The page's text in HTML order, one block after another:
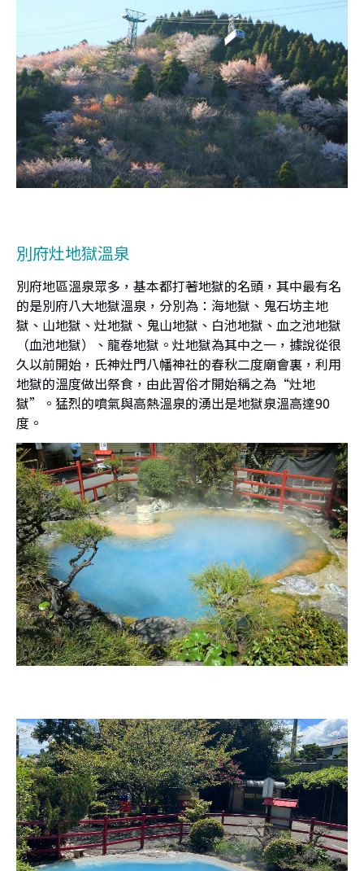
別府灶地獄溫泉
別府地區溫泉眾多，基本都打著地獄的名頭，其中最有名
的是別府八大地獄溫泉，分別為：海地獄、鬼石坊主地
獄、山地獄、灶地獄、鬼山地獄、白池地獄、血之池地獄
（血池地獄）、龍卷地獄。灶地獄為其中之一，據說從很
久以前開始，氏神灶門八幡神社的春秋二度廟會裏，利用
地獄的溫度做出祭食，由此習俗才開始稱之為“灶地
獄”。猛烈的噴氣與高熱溫泉的湧出是地獄泉溫高達90
度。